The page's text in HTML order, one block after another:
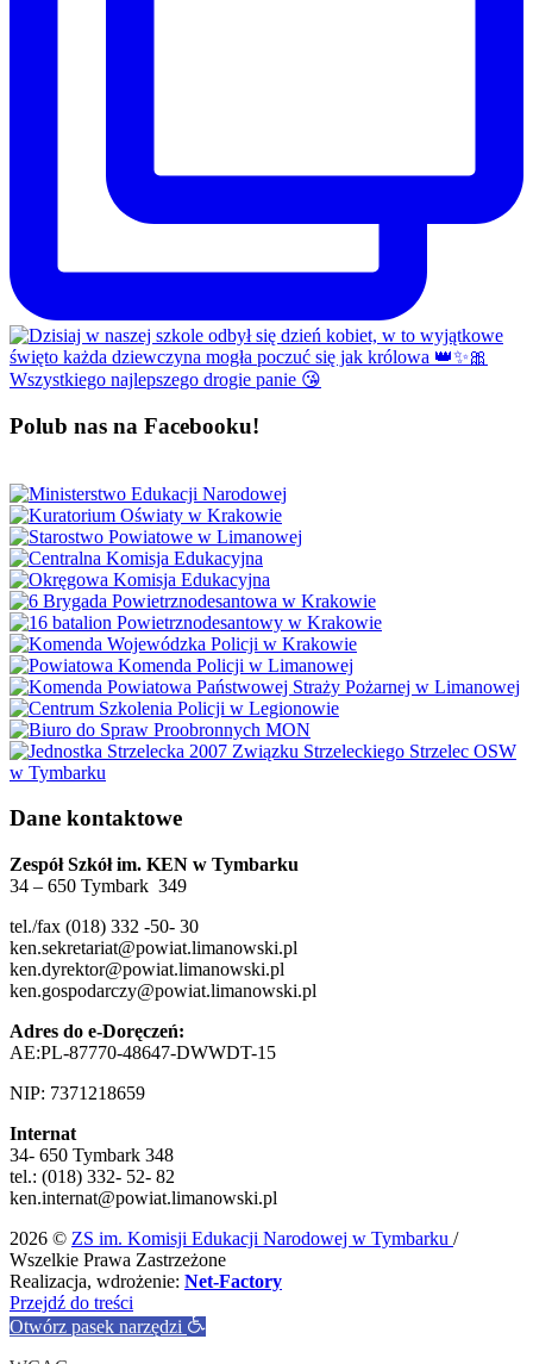
Polub nas na Facebooku!
Dane kontaktowe
Zespół Szkół im. KEN w Tymbarku
34 – 650 Tymbark 349
tel./fax (018) 332 -50- 30
ken.sekretariat@powiat.limanowski.pl
ken.dyrektor@powiat.limanowski.pl
ken.gospodarczy@powiat.limanowski.pl
Adres do e-Doręczeń:
AE:PL-87770-48647-DWWDT-15
NIP: 7371218659
Internat
34- 650 Tymbark 348
tel.: (018) 332- 52- 82
ken.internat@powiat.limanowski.pl
2026 © ZS im. Komisji Edukacji Narodowej w Tymbarku /
Wszelkie Prawa Zastrzeżone
Realizacja, wdrożenie: Net-Factory
Przejdź do treści
Otwórz pasek narzędzi